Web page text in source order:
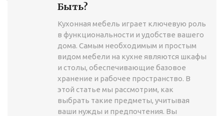
Быть?
Кухонная мебель играет ключевую роль
в функциональности и удобстве вашего
дома. Самым необходимым и простым
видом мебели на кухне являются шкафы
и столы, обеспечивающие базовое
хранение и рабочее пространство. В
этой статье мы рассмотрим, как
выбрать такие предметы, учитывая
ваши нужды и предпочтения. Вы